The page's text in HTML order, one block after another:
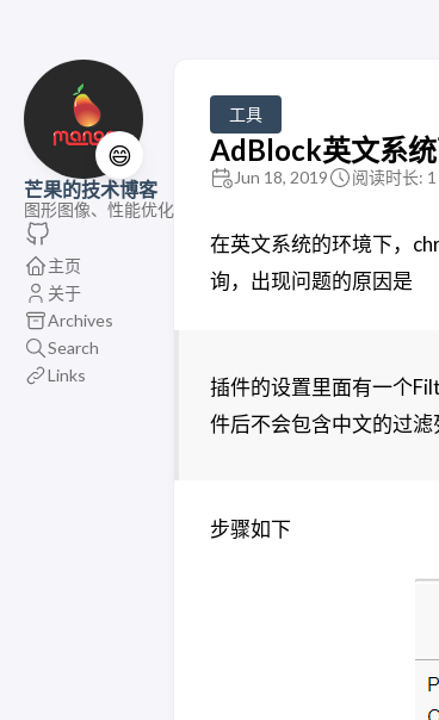
😄
芒果的技术博客
图形图像、性能优化
主页
关于
Archives
Search
Links
工具
AdBlock英文系
Jun 18, 2019 阅读时长:
在英文系统的环境下，
询，出现问题的原因是
插件的设置里面有一个
件后不会包含中文的过
步骤如下